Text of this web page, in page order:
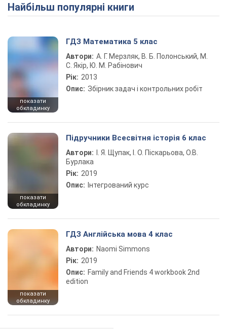
Play Video
Найбільш популярні книги
показати
обкладинку
ГДЗ Математика 5 клас
Автори: А. Г. Мерзляк, В. Б. Полонський, М.
С. Якір, Ю. М. Рабінович
Рік: 2013
Опис: Збірник задач і контрольних робіт
показати
обкладинку
Підручники Всесвітня історія 6 клас
Автори:
І. Я. Щупак, І. О. Піскарьова, О.В.
Бурлака
Рік: 2019
Опис: Інтегрований курс
показати
обкладинку
ГДЗ Англійська мова 4 клас
Автори: Naomi Simmons
Рік: 2019
Опис: Family and Friends 4 workbook 2nd
edition